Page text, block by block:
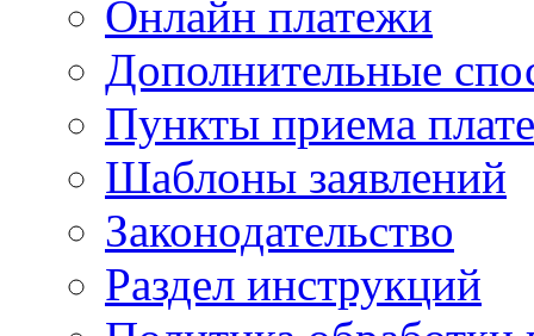
Онлайн платежи
Дополнительные
Пункты приема
Шаблоны заявлений
Законодательство
Раздел инструкций